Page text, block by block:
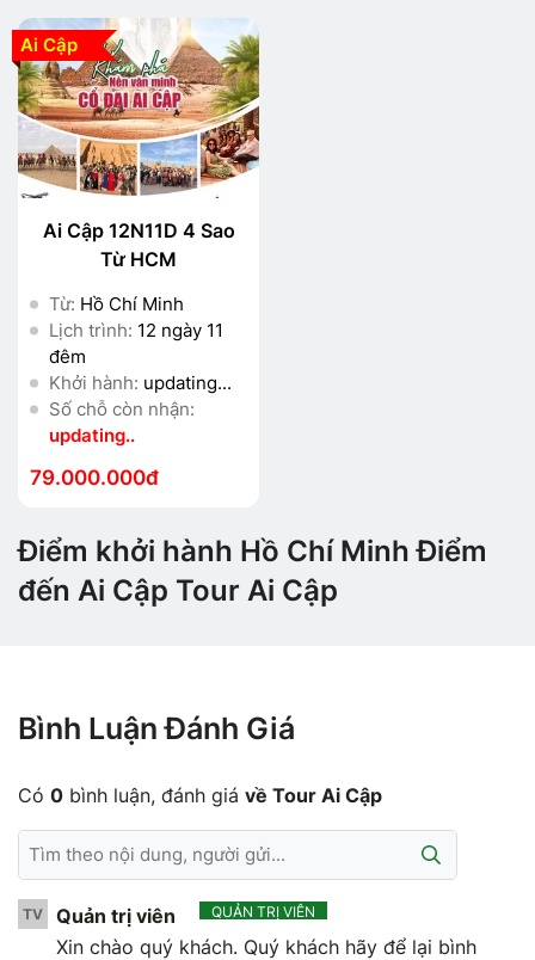
Ai Cập
Ai Cập 12N11D 4 Sao
Từ HCM
Từ: Hồ Chí Minh
Lịch trình: 12 ngày 11
đêm
Khởi hành: updating...
Số chỗ còn nhận:
updating..
79.000.000đ
Điểm khởi hành Hồ Chí Minh Điểm
đến Ai Cập Tour Ai Cập
Bình Luận Đánh Giá
Có 0 bình luận, đánh giá về Tour Ai Cập
TV Quản trị viên QUẢN TRỊ VIÊN
Xin chào quý khách. Quý khách hãy để lại bình